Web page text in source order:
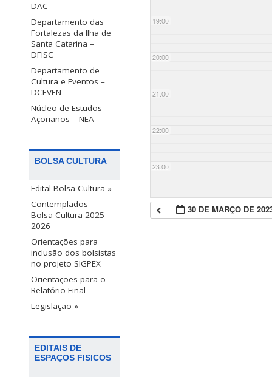
DAC
Departamento das
Fortalezas da Ilha de
Santa Catarina –
DFISC
Departamento de
Cultura e Eventos –
DCEVEN
Núcleo de Estudos
Açorianos – NEA
BOLSA CULTURA
Edital Bolsa Cultura »
Contemplados –
Bolsa Cultura 2025 –
2026
Orientações para
inclusão dos bolsistas
no projeto SIGPEX
Orientações para o
Relatório Final
Legislação »
EDITAIS DE
ESPAÇOS FISICOS
19:00
20:00
21:00
22:00
23:00
30 DE MARÇO DE